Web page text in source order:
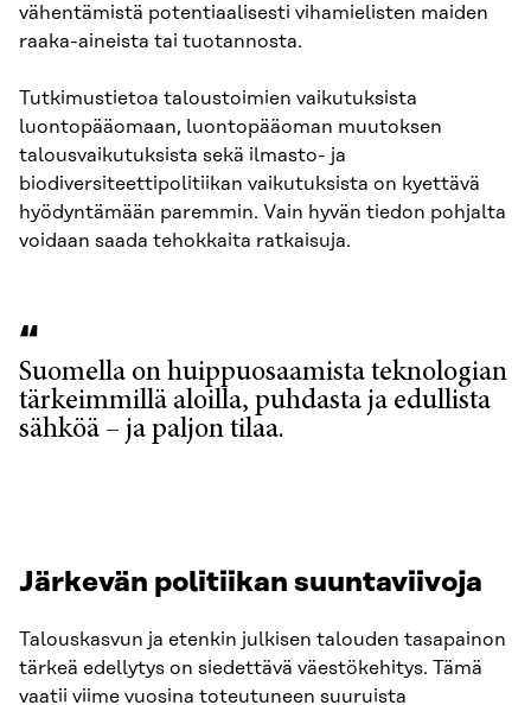
vähentämistä potentiaalisesti vihamielisten maiden
raaka-aineista tai tuotannosta.
Tutkimustietoa taloustoimien vaikutuksista
luontopääomaan, luontopääoman muutoksen
talousvaikutuksista sekä ilmasto- ja
biodiversiteettipolitiikan vaikutuksista on kyettävä
hyödyntämään paremmin. Vain hyvän tiedon pohjalta
voidaan saada tehokkaita ratkaisuja.
Suomella on huippuosaamista teknologian
tärkeimmillä aloilla, puhdasta ja edullista
sähköä – ja paljon tilaa.
Järkevän politiikan suuntaviivoja
Talouskasvun ja etenkin julkisen talouden tasapainon
tärkeä edellytys on siedettävä väestökehitys. Tämä
vaatii viime vuosina toteutuneen suuruista